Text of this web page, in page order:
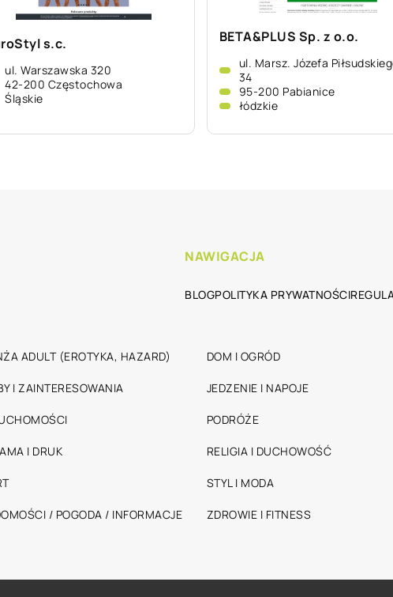
s.c.
ul. Warszawska 320
42-200 Częstochowa
Śląskie
BETA&PLUS Sp. z o.o.
ul. Marsz. Józefa
34
95-200 Pabianice
łódzkie
NAWIGACJA
BLOGPOLITYKA PRYWATNOŚCI
ADULT (EROTYKA, HAZARD) DOM I OGRÓD
I ZAINTERESOWANIA JEDZENIE I NAPOJE
PODRÓŻE
I DRUK RELIGIA I DUCHOWOŚĆ
STYL I MODA
/ POGODA / INFORMACJE ZDROWIE I FITNESS